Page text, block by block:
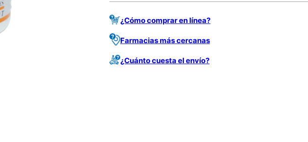
¿Cómo comprar en línea?
Farmacias más cercanas
¿Cuánto cuesta el envío?